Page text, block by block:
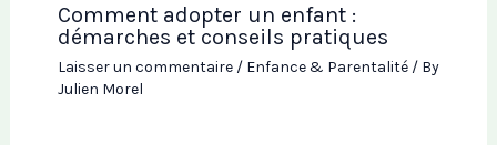
Comment adopter un enfant :
démarches et conseils pratiques
Laisser un commentaire / Enfance & Parentalité/ By
Julien Morel